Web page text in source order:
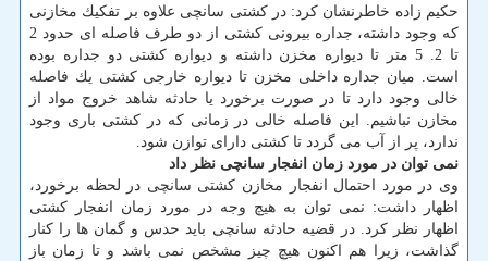
حكیم زاده خاطرنشان كرد: در كشتی سانچی علاوه بر تفكیك مخازنی
كه وجود داشته، جداره بیرونی كشتی از دو طرف فاصله ای حدود 2
تا 2. 5 متر تا دیواره مخزن داشته و دیواره كشتی دو جداره بوده
است. میان جداره داخلی مخزن تا دیواره خارجی كشتی یك فاصله
خالی وجود دارد تا در صورت برخورد یا حادثه شاهد خروج مواد از
مخازن نباشیم. این فاصله خالی در زمانی كه در كشتی باری وجود
ندارد، پر از آب می گردد تا كشتی دارای توازن شود.
نمی توان در مورد زمان انفجار سانچی نظر داد
وی در مورد احتمال انفجار مخازن كشتی سانچی در لحظه برخورد،
اظهار داشت: نمی توان به هیچ وجه در مورد زمان انفجار كشتی
اظهار نظر كرد. در قضیه حادثه سانچی باید حدس و گمان ها را كنار
گذاشت، زیرا هم اكنون هیچ چیز مشخص نمی باشد و تا زمان باز